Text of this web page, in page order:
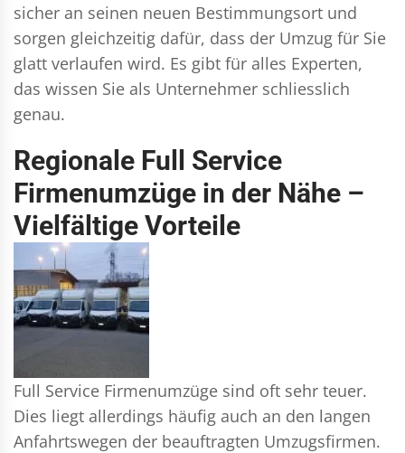
sicher an seinen neuen Bestimmungsort und
sorgen gleichzeitig dafür, dass der Umzug für Sie
glatt verlaufen wird. Es gibt für alles Experten,
das wissen Sie als Unternehmer schliesslich
genau.
Regionale Full Service
Firmenumzüge in der Nähe –
Vielfältige Vorteile
Full Service Firmenumzüge sind oft sehr teuer.
Dies liegt allerdings häufig auch an den langen
Anfahrtswegen der beauftragten Umzugsfirmen.